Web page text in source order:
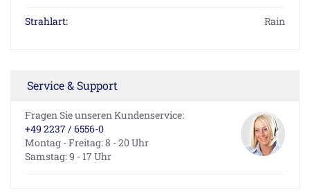
Strahlart: Rain
Service & Support
Fragen Sie unseren Kundenservice:
+49 2237 / 6556-0
Montag - Freitag: 8 - 20 Uhr
Samstag: 9 - 17 Uhr